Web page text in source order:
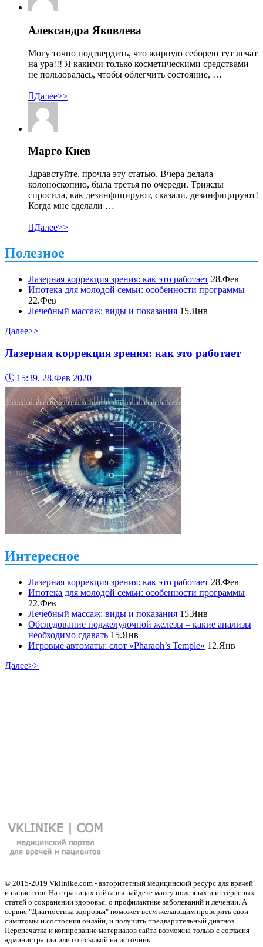
Александра Яковлева
Могу точно подтвердить, что жирную себорею тут лечат
на ура!!! Я какими только косметическими средствами
не пользовалась, чтобы облегчить состояние, …
Далее>>
Марго Киев
Здравстуйте, прочла эту статью. Вчера делала
колоноскопию, была третья по очереди. Трижды
спросила, как дезинфицируют, сказали, дезинфицируют!
Когда мне сделали …
Далее>>
Полезное
Лазерная коррекция зрения: как это работает 28.Фев
Ипотека для молодой семьи: особенности программы
22.Фев
Лечебный массаж: виды и показания 15.Янв
Далее>>
Лазерная коррекция зрения: как это работает
🕔 15:39, 28.Фев 2020
Интересное
Лазерная коррекция зрения: как это работает 28.Фев
Ипотека для молодой семьи: особенности программы
22.Фев
Лечебный массаж: виды и показания 15.Янв
Обследование поджелудочной железы – какие анализы
необходимо сдавать 15.Янв
Игровые автоматы: слот «Pharaoh’s Temple» 12.Янв
Далее>>
© 2015-2019 Vklinike.com - авторитетный медицинский ресурс для врачей
и пациентов. На страницах сайта вы найдете массу полезных и интересных
статей о сохранении здоровья, о профилактике заболеваний и лечении. А
сервис "Диагностика здоровья" поможет всем желающим проверить свои
симптомы и состояния онлайн, и получить предварительный диагноз.
Перепечатка и копирование материалов сайта возможна только с согласия
администрации или со ссылкой на источник.